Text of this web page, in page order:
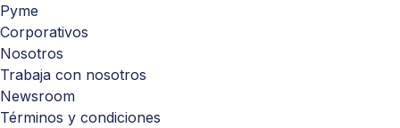
Pyme
Corporativos
Nosotros
Trabaja con nosotros
Newsroom
Términos y condiciones